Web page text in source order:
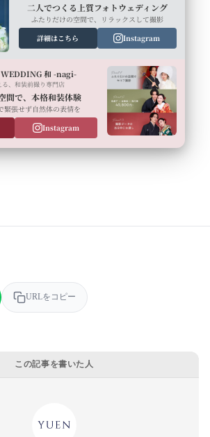
二人でつくる上質フォトウェディング
ふたりだけの空間で、リラックスして撮影
詳細はこちら
Instagram
和 -nagi-
る、和装前撮り専門店
間で、本格和装体験
緊張せず自然体の表情を
Instagram
URLをコピー
この記事を書いた人